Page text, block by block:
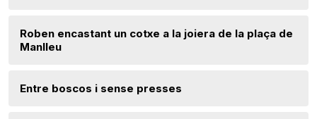
Roben encastant un cotxe a la joiera de la plaça de
Manlleu
Entre boscos i sense presses